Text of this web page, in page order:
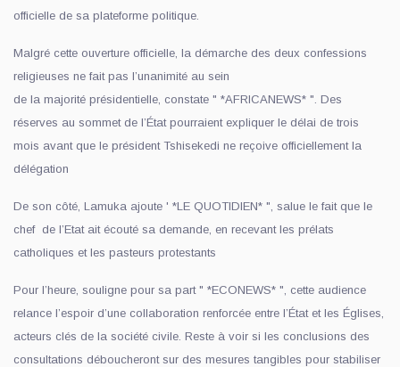
officielle de sa plateforme politique.
Malgré cette ouverture officielle, la démarche des deux confessions
religieuses ne fait pas l’unanimité au sein
de la majorité présidentielle, constate " *AFRICANEWS* ". Des
réserves au sommet de l’État pourraient expliquer le délai de trois
mois avant que le président Tshisekedi ne reçoive officiellement la
délégation
De son côté, Lamuka ajoute ' *LE QUOTIDIEN* ", salue le fait que le
chef de l’Etat ait écouté sa demande, en recevant les prélats
catholiques et les pasteurs protestants
Pour l’heure, souligne pour sa part " *ECONEWS* ", cette audience
relance l’espoir d’une collaboration renforcée entre l’État et les Églises,
acteurs clés de la société civile. Reste à voir si les conclusions des
consultations déboucheront sur des mesures tangibles pour stabiliser